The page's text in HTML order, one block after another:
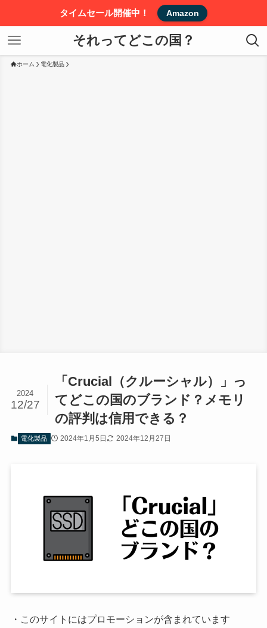
タイムセール開催中！ Amazon
それってどこの国？
ホーム 電化製品
「Crucial（クルーシャル）」っ
てどこの国のブランド？メモリ
の評判は信用できる？
2024
12/27
電化製品 2024年1月5日 2024年12月27日
・このサイトにはプロモーションが含まれています